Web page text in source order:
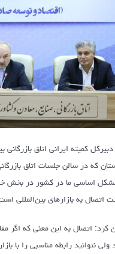
کمیته ایرانی اتاق بازرگانی
که در سالن جلسات اتاق
اساسی ما در کشور در بخش
اتصال به بازارهای بین‌المللی
کرد: اتصال به این معنی که اگر
نتوانید رابطه مناسبی را با